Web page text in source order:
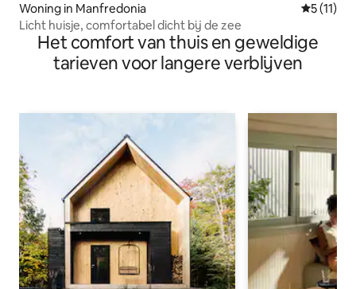
Woning in Manfredonia
5 (11)
Licht huisje, comfortabel dicht bij de zee
Het comfort van thuis en geweldige
tarieven voor langere verblijven